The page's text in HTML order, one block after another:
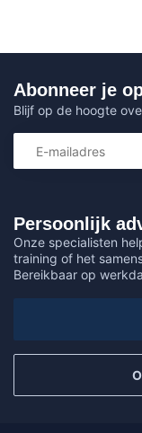
Persoonlijk
Onze specialisten
training of het
Bereikbaar op
Abonneer je
Blijf op de hoogte